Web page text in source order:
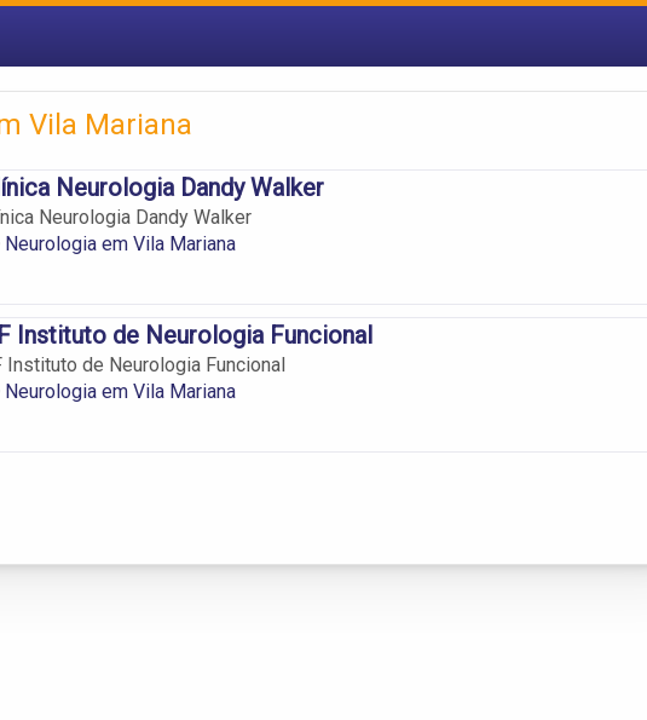
Vila Mariana
Neurologia Dandy Walker
Neurologia Dandy Walker
Neurologia em Vila Mariana
Instituto de Neurologia Funcional
Instituto de Neurologia Funcional
Neurologia em Vila Mariana